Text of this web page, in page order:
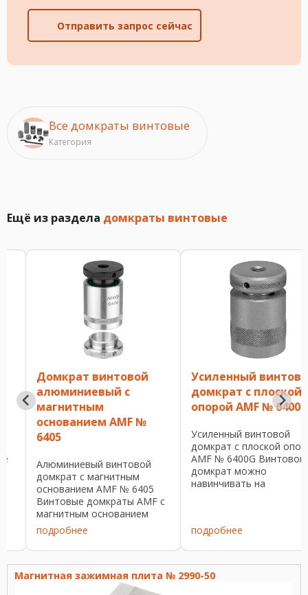
Отправить запрос сейчас
Все домкраты винтовые
Категория
Ещё из раздела домкраты винтовые
Домкрат винтовой
алюминиевый с
магнитным
основанием AMF №
6405
Алюминиевый винтовой
домкрат с магнитным
основанием AMF № 6405
Винтовые домкраты AMF с
магнитным основанием
предназначены для
горизонтального и
вертикального применения.
Постоянный магнит
позволяет постоянно и
точно позиционировать
подробнее
Усиленный винтовой
домкрат с плоской
опорой AMF № 6400G
Усиленный винтовой
домкрат с плоской опорой
AMF № 6400G Винтовой
домкрат можно
навинчивать на
оптимальную защиту от
возникновения
Крепежная крышка №
или винт для ...
подробнее
Магнитная зажимная плита № 2990-50